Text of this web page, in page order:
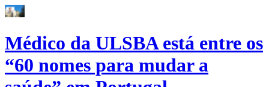
Médico da ULSBA está entre os
“60 nomes para mudar a